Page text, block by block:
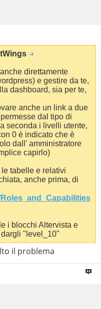
direttamente
e gestire da te,
dashboard, sia per te,
anche un link a due
dal tipo di
seconda i livelli utente,
0 è indicato che è
dall' amministratore
capirlo)
tabelle e relativi
anche prima, di
i blocchi Altervista e
"level_10"
il problema